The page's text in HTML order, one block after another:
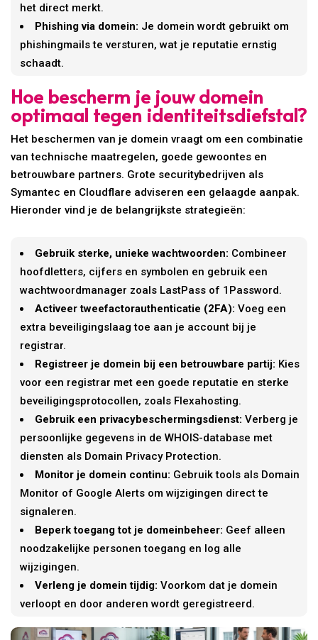
het direct merkt.
Phishing via domein: Je domein wordt gebruikt om
phishingmails te versturen, wat je reputatie ernstig
schaadt.
Hoe bescherm je jouw domein
optimaal tegen identiteitsdiefstal?
Het beschermen van je domein vraagt om een combinatie
van technische maatregelen, goede gewoontes en
betrouwbare partners. Grote securitybedrijven als
Symantec en Cloudflare adviseren een gelaagde aanpak.
Hieronder vind je de belangrijkste strategieën:
Gebruik sterke, unieke wachtwoorden: Combineer
hoofdletters, cijfers en symbolen en gebruik een
wachtwoordmanager zoals LastPass of 1Password.
Activeer tweefactorauthenticatie (2FA): Voeg een
extra beveiligingslaag toe aan je account bij je
registrar.
Registreer je domein bij een betrouwbare partij: Kies
voor een registrar met een goede reputatie en sterke
beveiligingsprotocollen, zoals Flexahosting.
Gebruik een privacybeschermingsdienst: Verberg je
persoonlijke gegevens in de WHOIS-database met
diensten als Domain Privacy Protection.
Monitor je domein continu: Gebruik tools als Domain
Monitor of Google Alerts om wijzigingen direct te
signaleren.
Beperk toegang tot je domeinbeheer: Geef alleen
noodzakelijke personen toegang en log alle
wijzigingen.
Verleng je domein tijdig: Voorkom dat je domein
verloopt en door anderen wordt geregistreerd.